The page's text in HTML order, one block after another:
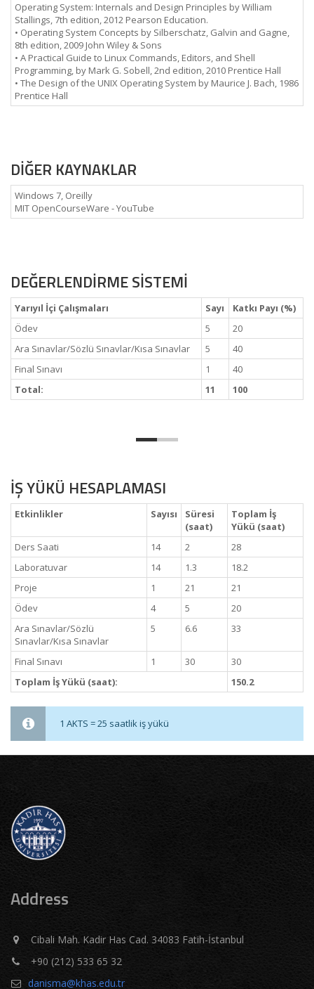
Operating System: Internals and Design Principles by William
Stallings, 7th edition, 2012 Pearson Education.
• Operating System Concepts by Silberschatz, Galvin and Gagne,
8th edition, 2009 John Wiley & Sons
• A Practical Guide to Linux Commands, Editors, and Shell
Programming, by Mark G. Sobell, 2nd edition, 2010 Prentice Hall
• The Design of the UNIX Operating System by Maurice J. Bach, 1986
Prentice Hall
DİĞER KAYNAKLAR
Windows 7, Oreilly
MIT OpenCourseWare - YouTube
DEĞERLENDİRME SİSTEMİ
Yarıyıl İçi Çalışmaları Sayı
Katkı Payı (%)
Ödev
5
20
Ara Sınavlar/Sözlü Sınavlar/Kısa Sınavlar
5
40
Final Sınavı
1
40
Total:
11 100
İŞ YÜKÜ HESAPLAMASI
Etkinlikler Sayısı
Süresi
(saat)
Toplam İş
Yükü (saat)
Ders Saati
14 2
28
Laboratuvar
14 1.3
18.2
Proje
1 21
21
Ödev
4 5
20
Ara Sınavlar/Sözlü
Sınavlar/Kısa Sınavlar
5 6.6 33
Final Sınavı 1 30
30
Toplam İş Yükü (saat):
150.2
1 AKTS = 25 saatlik iş yükü
Address
Cibali Mah. Kadir Has Cad. 34083 Fatih-İstanbul
+90 (212) 533 65 32
danisma@khas.edu.tr